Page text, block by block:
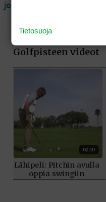
joukkuekisassa
Tietosuoja